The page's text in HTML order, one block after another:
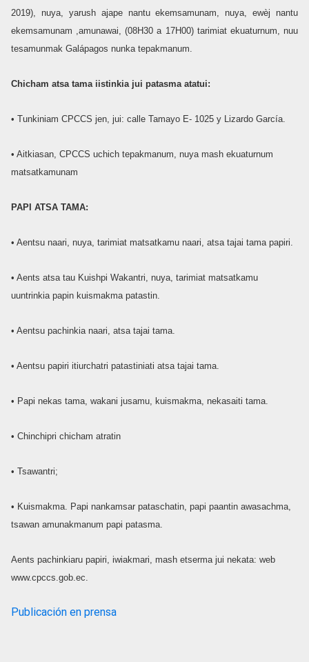
2019), nuya, yarush ajape nantu ekemsamunam, nuya, ewèj nantu
ekemsamunam ,amunawai, (08H30 a 17H00) tarimiat ekuaturnum, nuu
tesamunmak Galápagos nunka tepakmanum.
Chicham atsa tama iistinkia jui patasma atatui:
• Tunkiniam CPCCS jen, jui: calle Tamayo E- 1025 y Lizardo García.
• Aitkiasan, CPCCS uchich tepakmanum, nuya mash ekuaturnum
matsatkamunam
PAPI ATSA TAMA:
• Aentsu naari, nuya, tarimiat matsatkamu naari, atsa tajai tama papiri.
• Aents atsa tau Kuishpi Wakantri, nuya, tarimiat matsatkamu
uuntrinkia papin kuismakma patastin.
• Aentsu pachinkia naari, atsa tajai tama.
• Aentsu papiri itiurchatri patastiniati atsa tajai tama.
• Papi nekas tama, wakani jusamu, kuismakma, nekasaiti tama.
• Chinchipri chicham atratin
• Tsawantri;
• Kuismakma. Papi nankamsar pataschatin, papi paantin awasachma,
tsawan amunakmanum papi patasma.
Aents pachinkiaru papiri, iwiakmari, mash etserma jui nekata: web
www.cpccs.gob.ec.
Publicación en prensa